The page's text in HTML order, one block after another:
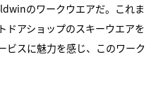
のワークウエアだ。これま
ドアショップのスキーウエアを
ビスに魅力を感じ、このワーク